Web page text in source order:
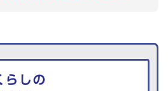
らしの